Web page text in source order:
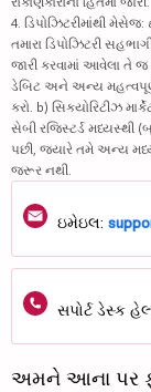
4. ડિપોઝિટરીમાંથી
તમારા ડિપોઝિટરી
જારી કરવામાં આવેલા તે જ
ડેબિટ અને અન્ય મહત્વપૂર્ણ
કરો. b) સિક્યોરિટીઝ
સેબી રજિસ્ટર્ડ મધ્યસ્થી
પછી, જ્યારે તમે અન્ય
જરૂર નથી.
ઇમેઇલ:
સપોર્ટ ડેસ્ક
અમને આના પર